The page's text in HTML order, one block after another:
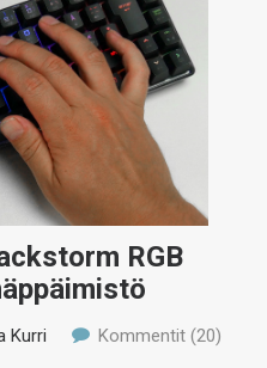
RGB
Kurri Kommentit (20)